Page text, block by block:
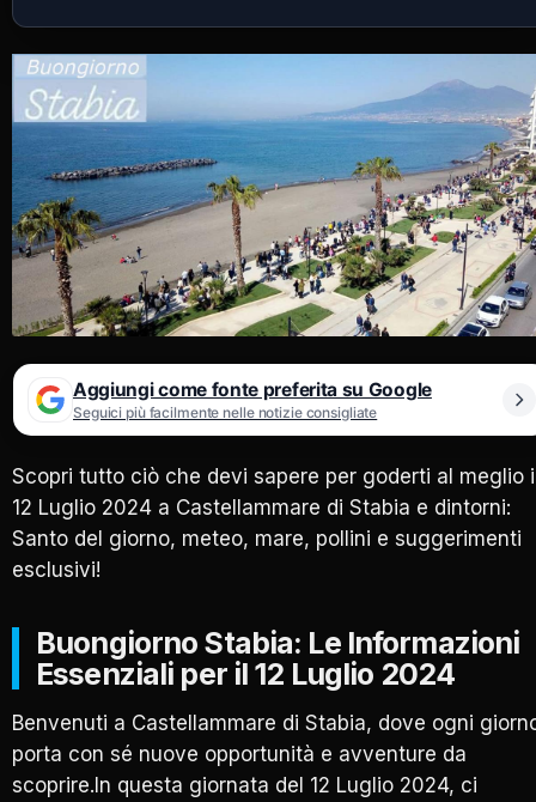
Aggiungi come fonte preferita su Google
Seguici più facilmente nelle notizie consigliate
Scopri tutto ciò che devi sapere per goderti al meglio
12 Luglio 2024 a Castellammare di Stabia e dintorni:
Santo del giorno, meteo, mare, pollini e suggerimenti
esclusivi!
Buongiorno Stabia: Le Informazioni
Essenziali per il 12 Luglio 2024
Benvenuti a Castellammare di Stabia, dove ogni
porta con sé nuove opportunità e avventure da
scoprire.In questa giornata del 12 Luglio 2024, ci